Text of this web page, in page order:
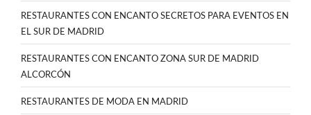
RESTAURANTES CON ENCANTO SECRETOS PARA EVENTOS EN
EL SUR DE MADRID
RESTAURANTES CON ENCANTO ZONA SUR DE MADRID
ALCORCÓN
RESTAURANTES DE MODA EN MADRID